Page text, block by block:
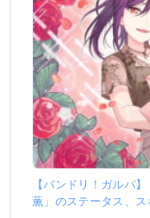
【バンドリ！ガルパ
薫」のステータス、